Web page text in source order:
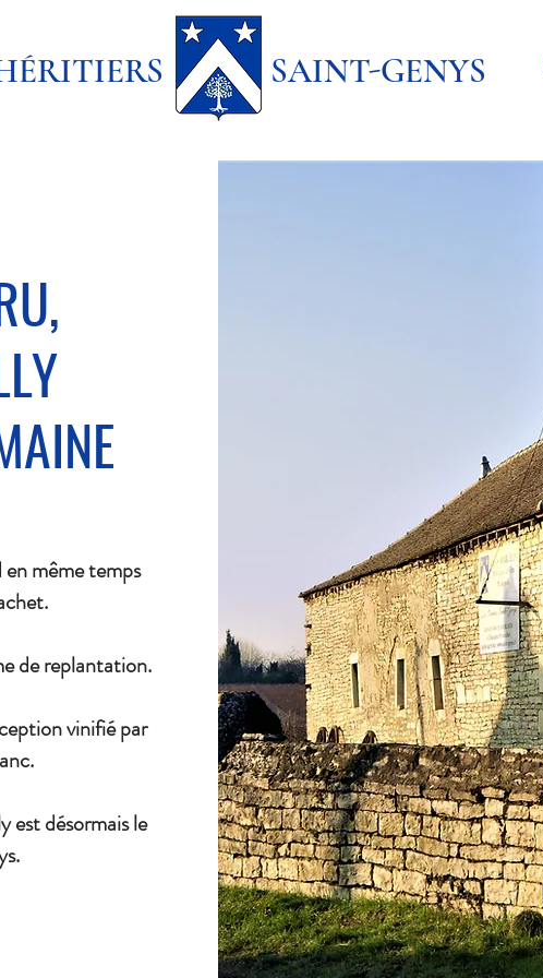
HÉRITIERS SAINT-GENYS
même temps
de replantation.
vinifié par
est désormais le